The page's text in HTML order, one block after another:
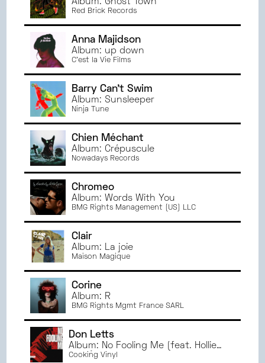
Album: Ghost Town
Red Brick Records
Anna Majidson
Album: up down
C'est la Vie Films
Barry Can't Swim
Album: Sunsleeper
Ninja Tune
Chien Méchant
Album: Crépuscule
Nowadays Records
Chromeo
Album: Words With You
BMG Rights Management (US) LLC
Clair
Album: La joie
Maison Magique
Corine
Album: R
BMG Rights Mgmt France SARL
Don Letts
Album: No Fooling Me (feat. Hollie
Cook)
Cooking Vinyl